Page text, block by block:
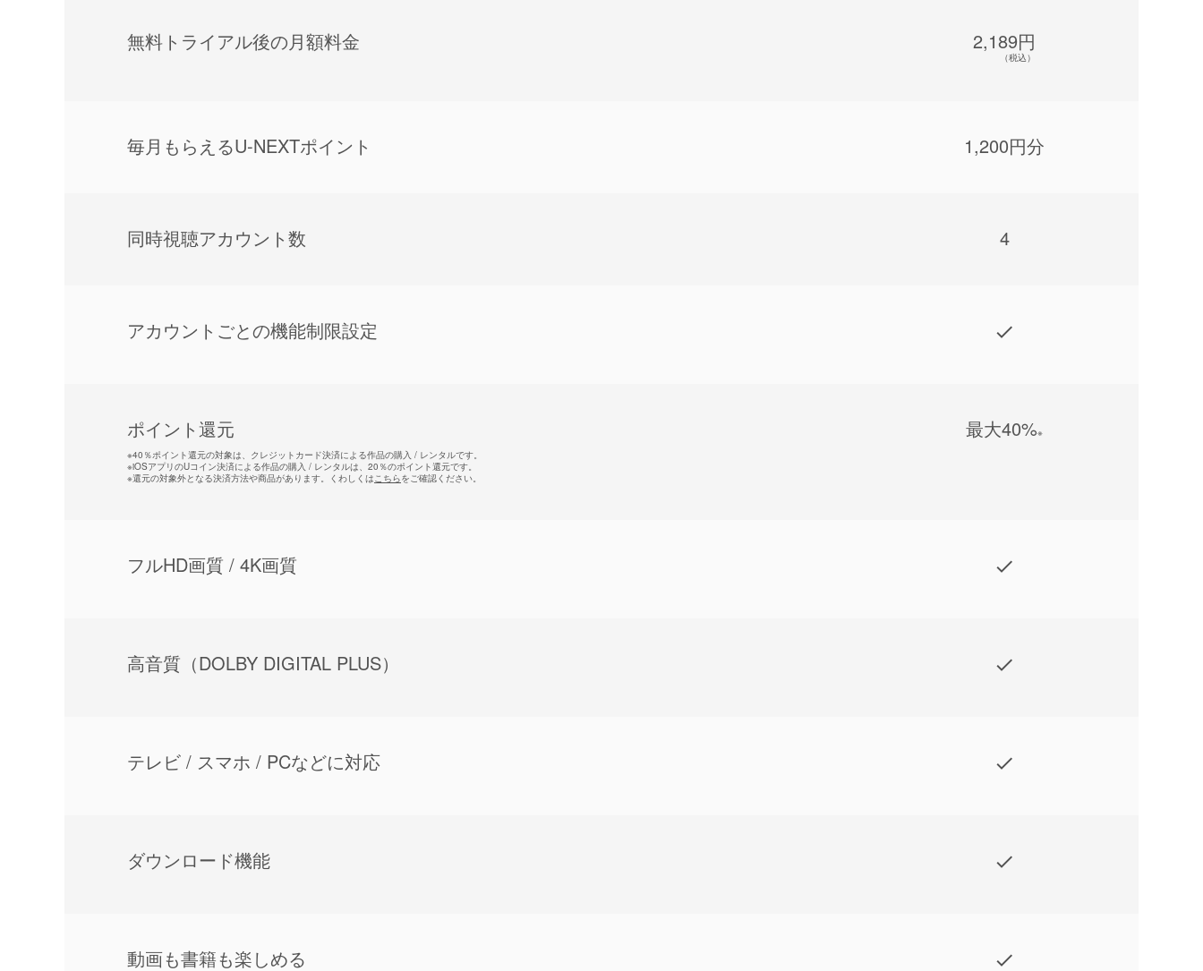
無料トライアル後の⽉額料金 2,189円
（税込）
毎⽉もらえるU-NEXTポイント 1,200円分
同時視聴アカウント数 4
アカウントごとの機能制限設定
ポイント還元 最⼤40%※
※40％ポイント還元の対象は、クレジットカード決済による作品の購入 / レンタルです。
※iOSアプリのUコイン決済による作品の購入 / レンタルは、20％のポイント還元です。
※還元の対象外となる決済方法や商品があります。くわしくはこちらをご確認ください。
フルHD画質 / 4K画質
⾼⾳質（DOLBY DIGITAL PLUS）
テレビ / スマホ / PCなどに対応
ダウンロード機能
動画も書籍も楽しめる